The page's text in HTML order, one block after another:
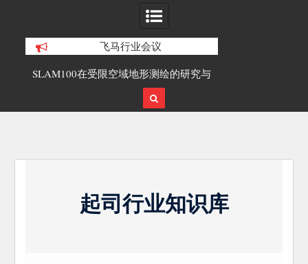
飞马行业会议
SLAM100在受限空域地形测绘的研究与
起司行业知识库